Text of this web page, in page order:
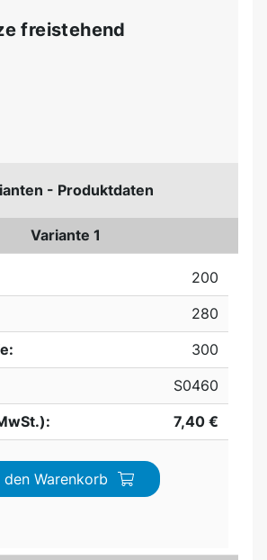
freistehend
- Produktdaten
Variante 1
200
280
300
S0460
7,40 €
den Warenkorb